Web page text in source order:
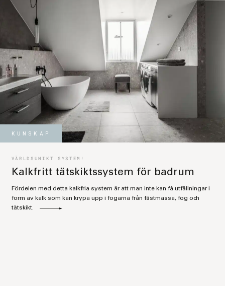
KUNSKAP
VÄRLDSUNIKT SYSTEM!
Kalkfritt tätskiktssystem för badrum
Fördelen med detta kalkfria system är att man inte kan få utfällningar i
form av kalk som kan krypa upp i fogarna från fästmassa, fog och
tätskikt.